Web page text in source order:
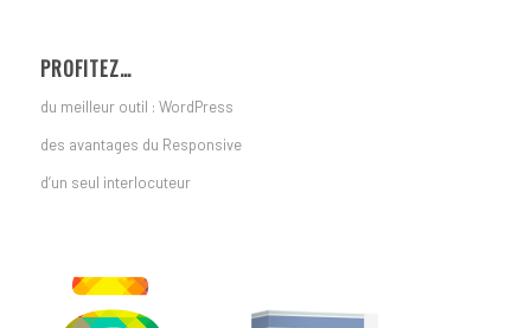
PROFITEZ…
du meilleur outil : WordPress
des avantages du Responsive
d’un seul interlocuteur